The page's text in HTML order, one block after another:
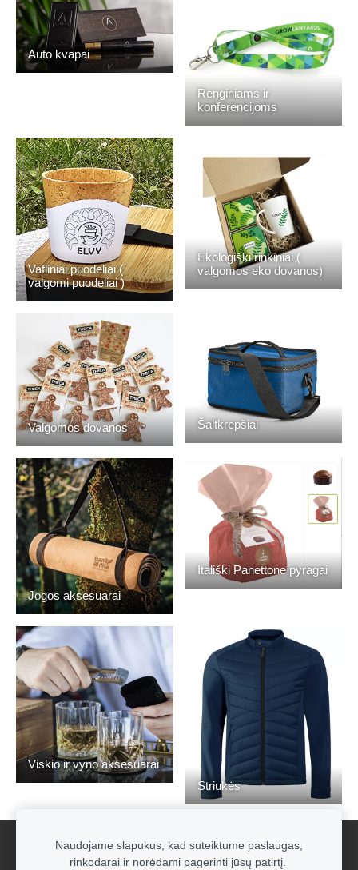
Auto kvapai
Renginiams ir
konferencijoms
Vafliniai puodeliai (
valgomi puodeliai )
Ekologiški rinkiniai (
valgomos eko dovanos)
Valgomos dovanos Šaltkrepšiai
Jogos aksesuarai
Itališki Panettone pyragai
Viskio ir vyno aksesuarai
Striukės
Naujoko rinkiniai su įmonės logotipu Slapukai
Naudojame slapukus, kad suteiktume paslaugas,
rinkodarai ir norėdami pagerinti jūsų patirtį.